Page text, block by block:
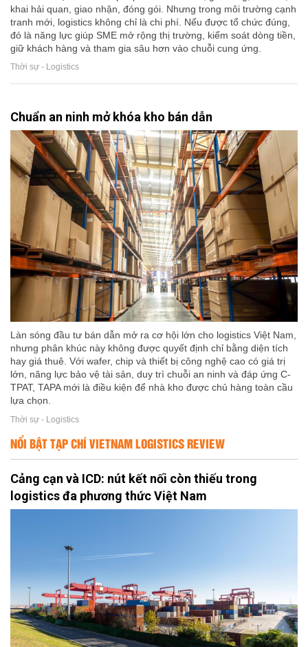
khai hải quan, giao nhận, đóng gói. Nhưng trong môi trường cạnh
tranh mới, logistics không chỉ là chi phí. Nếu được tổ chức đúng,
đó là năng lực giúp SME mở rộng thị trường, kiểm soát dòng tiền,
giữ khách hàng và tham gia sâu hơn vào chuỗi cung ứng.
Thời sự - Logistics
Chuẩn an ninh mở khóa kho bán dẫn
Làn sóng đầu tư bán dẫn mở ra cơ hội lớn cho logistics Việt Nam,
nhưng phân khúc này không được quyết định chỉ bằng diện tích
hay giá thuê. Với wafer, chip và thiết bị công nghệ cao có giá trị
lớn, năng lực bảo vệ tài sản, duy trì chuỗi an ninh và đáp ứng C-
TPAT, TAPA mới là điều kiện để nhà kho được chủ hàng toàn cầu
lựa chọn.
Thời sự - Logistics
NỔI BẬT TẠP CHÍ VIETNAM LOGISTICS REVIEW
Cảng cạn và ICD: nút kết nối còn thiếu trong
logistics đa phương thức Việt Nam